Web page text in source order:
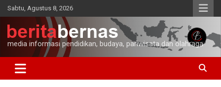
Skip
to
content
Sabtu, Agustus 8, 2026
media informasi pendidikan, budaya, pariwisata dan olahraga